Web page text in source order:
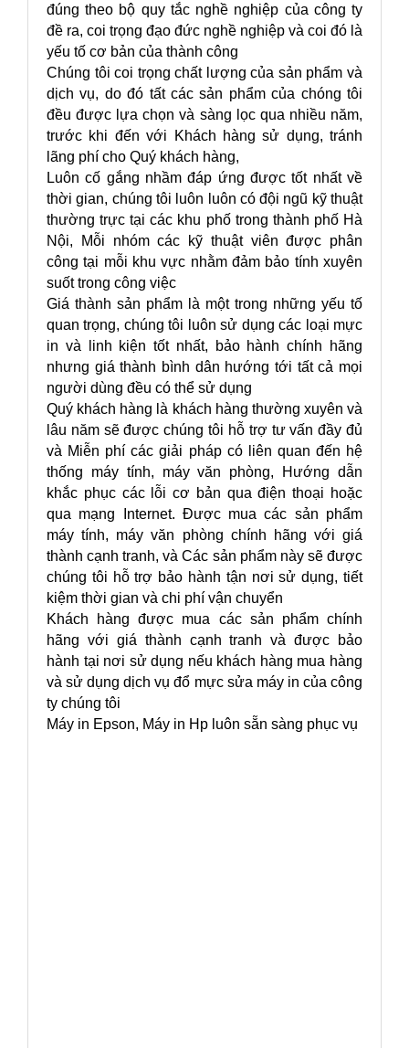
đúng theo bộ quy tắc nghề nghiệp của công ty
đề ra, coi trọng đạo đức nghề nghiệp và coi đó là
yếu tố cơ bản của thành công
Chúng tôi coi trọng chất lượng của sản phẩm và
dịch vụ, do đó tất các sản phẩm của chóng tôi
đều được lựa chọn và sàng lọc qua nhiều năm,
trước khi đến với Khách hàng sử dụng, tránh
lãng phí cho Quý khách hàng,
Luôn cố gắng nhầm đáp ứng được tốt nhất về
thời gian, chúng tôi luôn luôn có đội ngũ kỹ thuật
thường trực tại các khu phố trong thành phố Hà
Nội, Mỗi nhóm các kỹ thuật viên được phân
công tại mỗi khu vực nhằm đảm bảo tính xuyên
suốt trong công việc
Giá thành sản phẩm là một trong những yếu tố
quan trọng, chúng tôi luôn sử dụng các loại mực
in và linh kiện tốt nhất, bảo hành chính hãng
nhưng giá thành bình dân hướng tới tất cả mọi
người dùng đều có thể sử dụng
Quý khách hàng là khách hàng thường xuyên và
lâu năm sẽ được chúng tôi hỗ trợ tư vấn đầy đủ
và Miễn phí các giải pháp có liên quan đến hệ
thống máy tính, máy văn phòng, Hướng dẫn
khắc phục các lỗi cơ bản qua điện thoại hoặc
qua mạng Internet. Được mua các sản phẩm
máy tính, máy văn phòng chính hãng với giá
thành cạnh tranh, và Các sản phẩm này sẽ được
chúng tôi hỗ trợ bảo hành tận nơi sử dụng, tiết
kiệm thời gian và chi phí vận chuyển
Khách hàng được mua các sản phẩm chính
hãng với giá thành cạnh tranh và được bảo
hành tại nơi sử dụng nếu khách hàng mua hàng
và sử dụng dịch vụ đổ mực sửa máy in của công
ty chúng tôi
Máy in Epson, Máy in Hp luôn sẵn sàng phục vụ